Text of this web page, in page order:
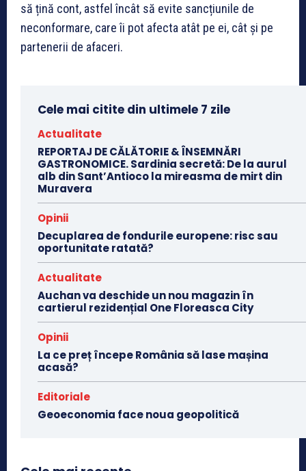
să țină cont, astfel încât să evite sancțiunile de
neconformare, care îi pot afecta atât pe ei, cât și pe
partenerii de afaceri.
Cele mai citite din ultimele 7 zile
Actualitate
REPORTAJ DE CĂLĂTORIE & ÎNSEMNĂRI
GASTRONOMICE. Sardinia secretă: De la aurul
alb din Sant’Antioco la mireasma de mirt din
Muravera
Opinii
Decuplarea de fondurile europene: risc sau
oportunitate ratată?
Actualitate
Auchan va deschide un nou magazin în
cartierul rezidențial One Floreasca City
Opinii
La ce preț începe România să lase mașina
acasă?
Editoriale
Geoeconomia face noua geopolitică